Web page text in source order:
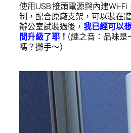
使用USB 接頭電源與內建Wi-Fi
制，配合原廠支架，可以裝在
辦公室試裝過後，我已經可以
間升級了耶！ (謎之音：品味是
嗎？攤手～)